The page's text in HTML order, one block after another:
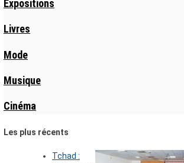
Expositions
Livres
Mode
Musique
Cinéma
Les plus récents
Tchad :